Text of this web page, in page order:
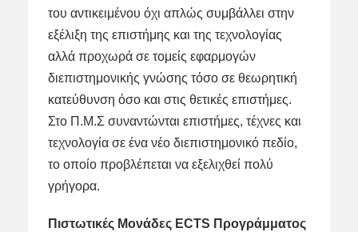
του αντικειμένου όχι απλώς συμβάλλει στην
εξέλιξη της επιστήμης και της τεχνολογίας
αλλά προχωρά σε τομείς εφαρμογών
διεπιστημονικής γνώσης τόσο σε θεωρητική
κατεύθυνση όσο και στις θετικές επιστήμες.
Στο Π.Μ.Σ συναντώνται επιστήμες, τέχνες και
τεχνολογία σε ένα νέο διεπιστημονικό πεδίο,
το οποίο προβλέπεται να εξελιχθεί πολύ
γρήγορα.
Πιστωτικές Μονάδες ECTS Προγράμματος